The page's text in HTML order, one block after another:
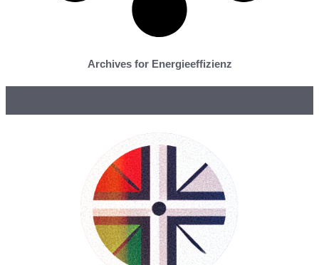
Archives for Energieeffizienz